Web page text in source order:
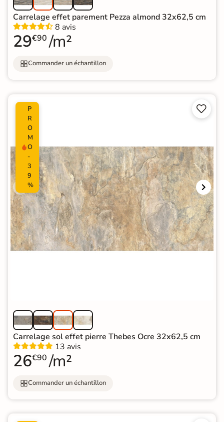
Carrelage effet parement Pezza almond 32x62,5 cm
8 avis
29€90 /m²
Commander un échantillon
P
R
O
M
O
-
3
9
%


Carrelage sol effet pierre Thebes Ocre 32x62,5 cm
13 avis
26€90 /m²
Commander un échantillon